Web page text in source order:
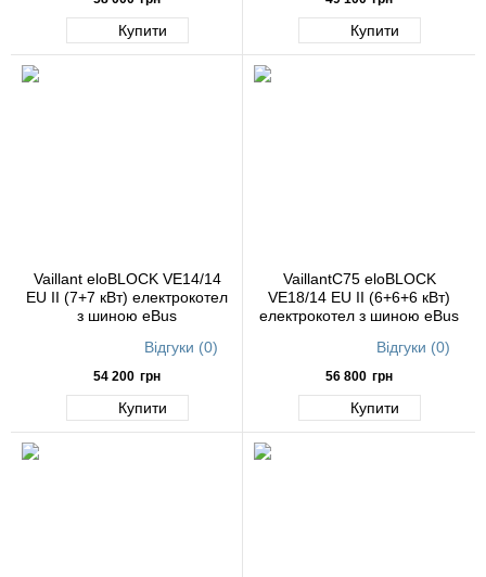
Купити Купити
Vaillant eloBLOCK VE14/14
ЕU II (7+7 кВт) електрокотел
з шиною eBus
Відгуки (0)
54 200 грн
Купити
VaillantC75 eloBLOCK
VE18/14 ЕU II (6+6+6 кВт)
електрокотел з шиною eBus
Відгуки (0)
56 800 грн
Купити